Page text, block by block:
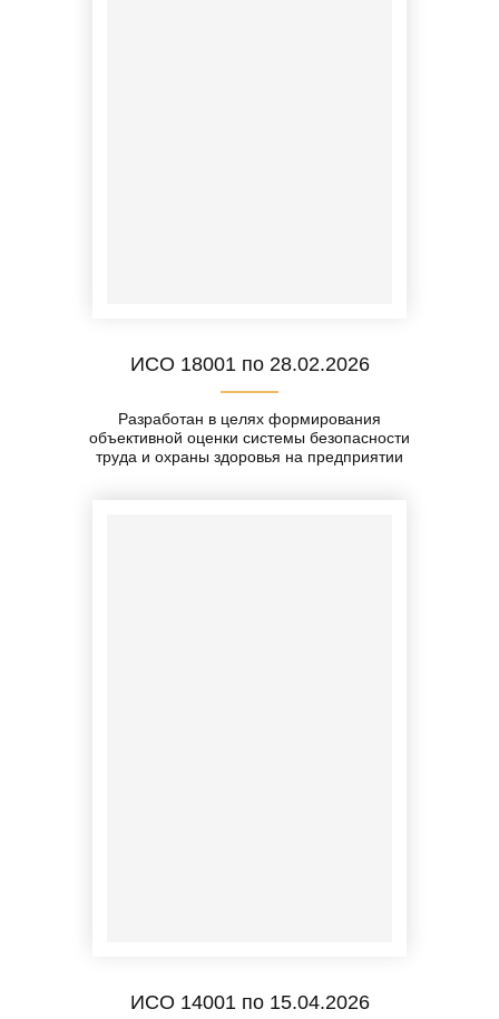
ИСО 18001 по 28.02.2026
Разработан в целях формирования
объективной оценки системы безопасности
труда и охраны здоровья на предприятии
ИСО 14001 по 15.04.2026